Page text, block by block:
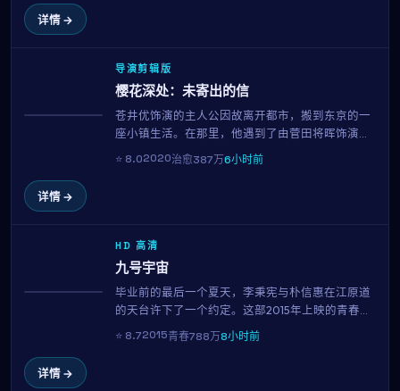
详情 →
导演剪辑版
樱花深处：未寄出的信
苍井优饰演的主人公因故离开都市，搬到东京的一
座小镇生活。在那里，他遇到了由菅田将晖饰演的
当地居民，从修缮老屋、经营小店到适应慢节奏的
生活，每一帧都像一杯温热的茶。朴赞郁用治愈系
⭐ 8.02020治愈387万6小时前
详情 →
HD 高清
九号宇宙
毕业前的最后一个夏天，李秉宪与朴信惠在江原道
的天台许下了一个约定。这部2015年上映的青春佳
作集结了李秉宪、朴信惠、韩孝周、苍井优等当红
演员，用96分钟的篇幅记录下属于十八岁的迷茫、
⭐ 8.72015青春788万8小时前
详情 →